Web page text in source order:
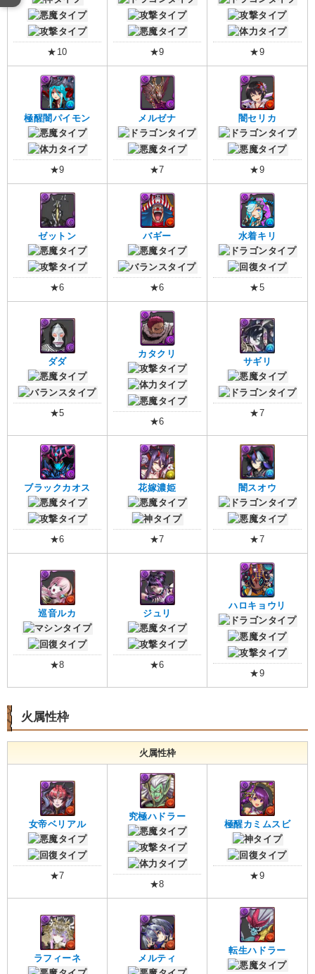
★10 ★9 ★9
極醒闇パイモン
★9
メルゼナ
★7
闇セリカ
★9
ゼットン
★6
バギー
★6
水着キリ
★5
ダダ
★5
カタクリ
★6
サギリ
★7
ブラックカオス
★6
花嫁濃姫
★7
闇スオウ
★7
巡音ルカ
★8
ジュリ
★6
ハロキョウリ
★9
火属性枠
火属性枠
女帝ベリアル
★7
究極ハドラー
★8
極醒カミムスビ
★9
ラフィーネ メルティ
転生ハドラー